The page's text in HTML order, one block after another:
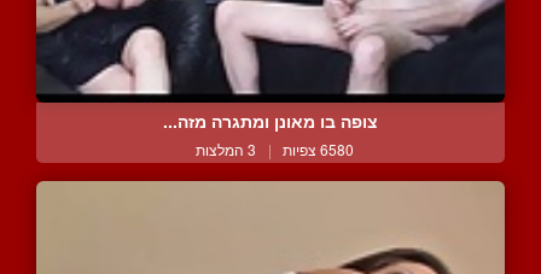
צופה בו מאונן ומתגרה מזה...
6580 צפיות | 3 המלצות